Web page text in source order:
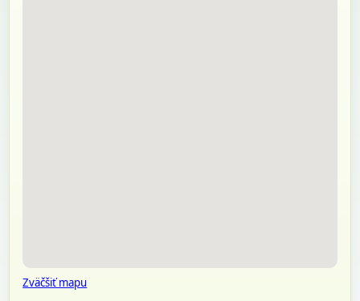
Zväčšiť mapu